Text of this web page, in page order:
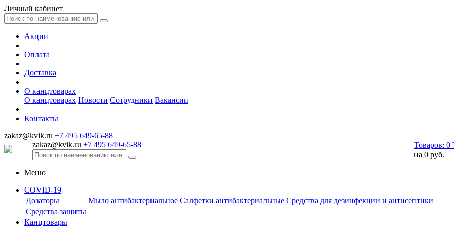
Личный кабинет
Акции
Оплата
Доставка
О канцтоварах
О канцтоварах Новости Сотрудники Вакансии
Контакты
zakaz@kvik.ru +7 495 649-65-88
zakaz@kvik.ru +7 495 649-65-88 Товаров: 0
на 0 руб.
Меню
COVID-19
Дозаторы
Мыло антибактериальное Салфетки антибактериальные Средства для дезинфекции и антисептики
Средства защиты
Канцтовары